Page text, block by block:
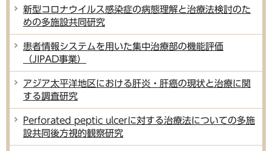
新型コロナウイルス感染症の病態理解と治療法検討のた
めの多施設共同研究
患者情報システムを用いた集中治療部の機能評価
（JIPAD事業）
アジア太平洋地区における肝炎・肝癌の現状と治療に関
する調査研究
Perforated peptic ulcerに対する治療法についての多施
設共同後方視的観察研究